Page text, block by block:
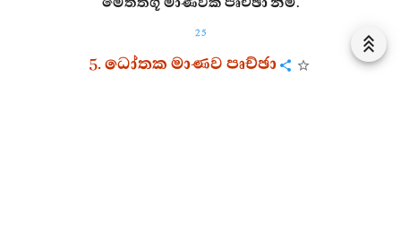
25
5. ධෝතක මාණව පෘච්ඡා